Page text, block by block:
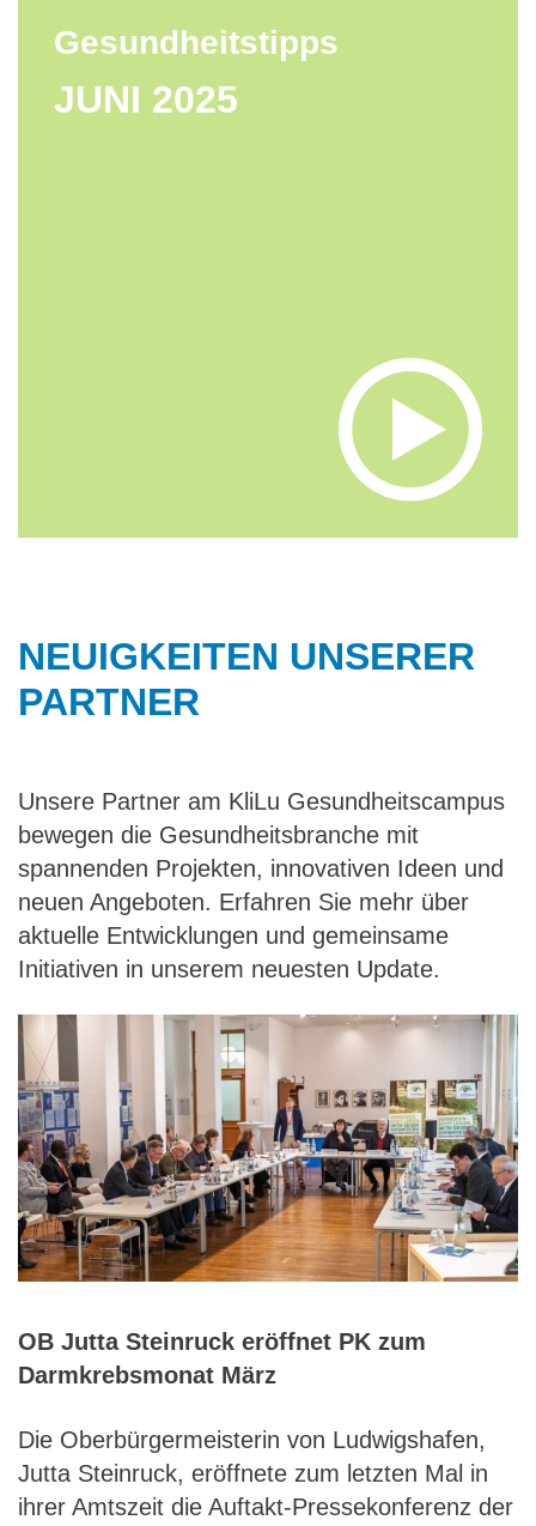
Gesundheitstipps
JUNI 2025
NEUIGKEITEN UNSERER
PARTNER
Unsere Partner am KliLu Gesundheitscampus
bewegen die Gesundheitsbranche mit
spannenden Projekten, innovativen Ideen und
neuen Angeboten. Erfahren Sie mehr über
aktuelle Entwicklungen und gemeinsame
Initiativen in unserem neuesten Update.
OB Jutta Steinruck eröffnet PK zum
Darmkrebsmonat März
Die Oberbürgermeisterin von Ludwigshafen,
Jutta Steinruck, eröffnete zum letzten Mal in
ihrer Amtszeit die Auftakt-Pressekonferenz der